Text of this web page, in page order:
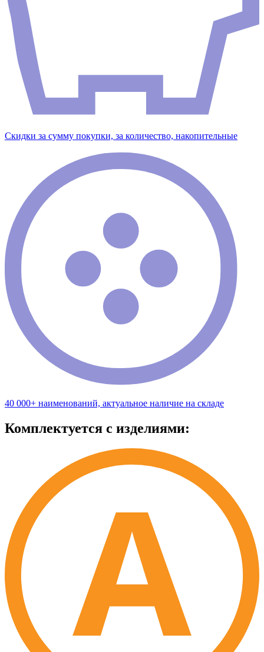
Скидки за сумму покупки, за количество, накопительные
40 000+ наименований, актуальное наличие на складе
Комплектуется с изделиями: